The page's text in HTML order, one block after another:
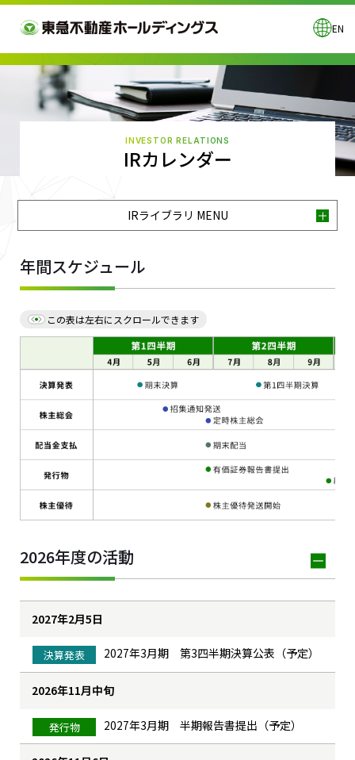
EN
INVESTOR RELATIONS
IRカレンダー
IRライブラリ MENU
年間スケジュール
この表は左右にスクロールできます
2026年度の活動
2027年2月5日
決算発表 2027年3月期 第3四半期決算公表（予定）
2026年11月中旬
発行物 2027年3月期 半期報告書提出（予定）